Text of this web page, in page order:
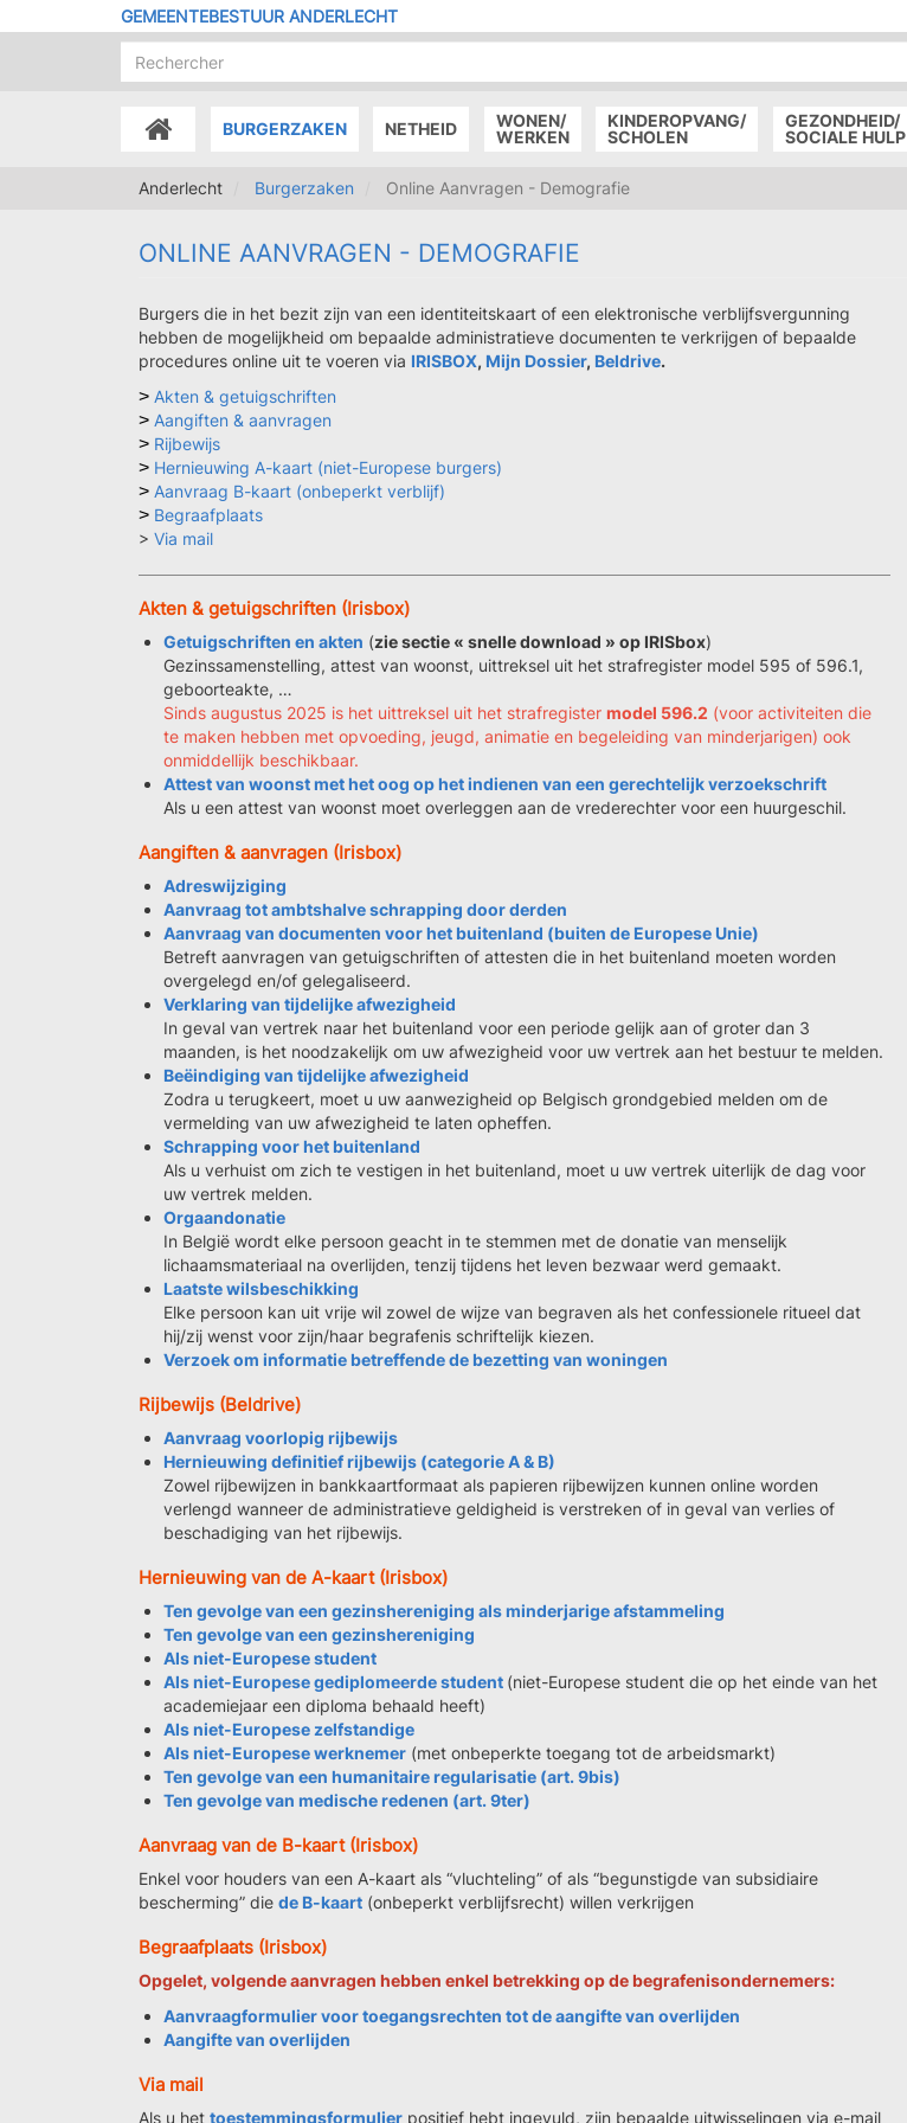
en
GEMEENTEBESTUUR ANDERLECHT
ACCUEILBURGERZAKEN NETHEID
WONEN/
WERKEN
KINDEROPVANG/
SCHOLEN
GEZONDHEID/
SOCIALE HULP
Anderlecht Burgerzaken Online Aanvragen - Demografie
ONLINE AANVRAGEN - DEMOGRAFIE
Burgers die in het bezit zijn van een identiteitskaart of een elektronische verblijfsvergunning
hebben de mogelijkheid om bepaalde administratieve documenten te verkrijgen of bepaalde
procedures online uit te voeren via IRISBOX, Mijn Dossier, Beldrive.
> Akten & getuigschriften
> Aangiften & aanvragen
> Rijbewijs
> Hernieuwing A-kaart (niet-Europese burgers)
> Aanvraag B-kaart (onbeperkt verblijf)
> Begraafplaats
> Via mail
Akten & getuigschriften (Irisbox)
Getuigschriften en akten (zie sectie « snelle download » op IRISbox)
Gezinssamenstelling, attest van woonst, uittreksel uit het strafregister model 595 of 596.1,
geboorteakte, …
Sinds augustus 2025 is het uittreksel uit het strafregister model 596.2 (voor activiteiten die
te maken hebben met opvoeding, jeugd, animatie en begeleiding van minderjarigen) ook
onmiddellijk beschikbaar.
Attest van woonst met het oog op het indienen van een gerechtelijk verzoekschrift
Als u een attest van woonst moet overleggen aan de vrederechter voor een huurgeschil.
Aangiften & aanvragen (Irisbox)
Adreswijziging
Aanvraag tot ambtshalve schrapping door derden
Aanvraag van documenten voor het buitenland (buiten de Europese Unie)
Betreft aanvragen van getuigschriften of attesten die in het buitenland moeten worden
overgelegd en/of gelegaliseerd.
Verklaring van tijdelijke afwezigheid
In geval van vertrek naar het buitenland voor een periode gelijk aan of groter dan 3
maanden, is het noodzakelijk om uw afwezigheid voor uw vertrek aan het bestuur te melden.
Beëindiging van tijdelijke afwezigheid
Zodra u terugkeert, moet u uw aanwezigheid op Belgisch grondgebied melden om de
vermelding van uw afwezigheid te laten opheffen.
Schrapping voor het buitenland
Als u verhuist om zich te vestigen in het buitenland, moet u uw vertrek uiterlijk de dag voor
uw vertrek melden.
Orgaandonatie
In België wordt elke persoon geacht in te stemmen met de donatie van menselijk
lichaamsmateriaal na overlijden, tenzij tijdens het leven bezwaar werd gemaakt.
Laatste wilsbeschikking
Elke persoon kan uit vrije wil zowel de wijze van begraven als het confessionele ritueel dat
hij/zij wenst voor zijn/haar begrafenis schriftelijk kiezen.
Verzoek om informatie betreffende de bezetting van woningen
Rijbewijs (Beldrive)
Aanvraag voorlopig rijbewijs
Hernieuwing definitief rijbewijs (categorie A & B)
Zowel rijbewijzen in bankkaartformaat als papieren rijbewijzen kunnen online worden
verlengd wanneer de administratieve geldigheid is verstreken of in geval van verlies of
beschadiging van het rijbewijs.
Hernieuwing van de A-kaart (Irisbox)
Ten gevolge van een gezinshereniging als minderjarige afstammeling
Ten gevolge van een gezinshereniging
Als niet-Europese student
Als niet-Europese gediplomeerde student (niet-Europese student die op het einde van het
academiejaar een diploma behaald heeft)
Als niet-Europese zelfstandige
Als niet-Europese werknemer (met onbeperkte toegang tot de arbeidsmarkt)
Ten gevolge van een humanitaire regularisatie (art. 9bis)
Ten gevolge van medische redenen (art. 9ter)
Aanvraag van de B-kaart (Irisbox)
Enkel voor houders van een A-kaart als “vluchteling” of als “begunstigde van subsidiaire
bescherming” die de B-kaart (onbeperkt verblijfsrecht) willen verkrijgen
Begraafplaats (Irisbox)
Opgelet, volgende aanvragen hebben enkel betrekking op de begrafenisondernemers:
Aanvraagformulier voor toegangsrechten tot de aangifte van overlijden
Aangifte van overlijden
Via mail
Als u het toestemmingsformulier positief hebt ingevuld, zijn bepaalde uitwisselingen via e-mail